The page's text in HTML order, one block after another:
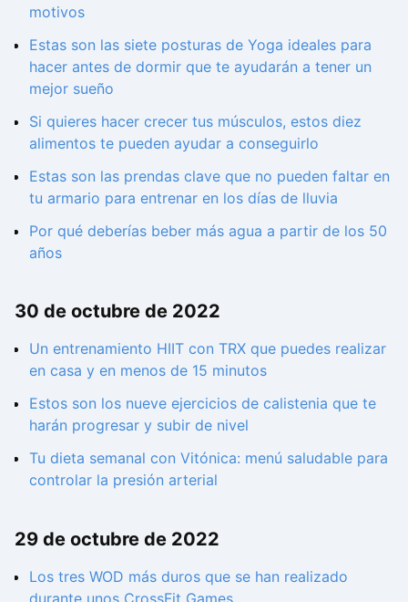
motivos
Estas son las siete posturas de Yoga ideales para
hacer antes de dormir que te ayudarán a tener un
mejor sueño
Si quieres hacer crecer tus músculos, estos diez
alimentos te pueden ayudar a conseguirlo
Estas son las prendas clave que no pueden faltar en
tu armario para entrenar en los días de lluvia
Por qué deberías beber más agua a partir de los 50
años
30 de octubre de 2022
Un entrenamiento HIIT con TRX que puedes realizar
en casa y en menos de 15 minutos
Estos son los nueve ejercicios de calistenia que te
harán progresar y subir de nivel
Tu dieta semanal con Vitónica: menú saludable para
controlar la presión arterial
29 de octubre de 2022
Los tres WOD más duros que se han realizado
durante unos CrossFit Games